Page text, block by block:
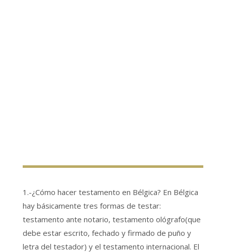
1.-¿Cómo hacer testamento en Bélgica? En Bélgica
hay básicamente tres formas de testar:
testamento ante notario, testamento ológrafo(que
debe estar escrito, fechado y firmado de puño y
letra del testador) y el testamento internacional. El